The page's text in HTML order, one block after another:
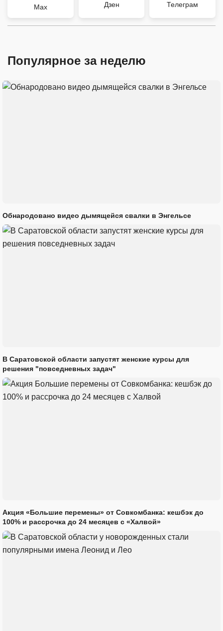
Max Дзен Телеграм
Популярное за неделю
Обнародовано видео дымящейся свалки в Энгельсе
В Саратовской области запустят женские курсы для
решения "повседневных задач"
Акция «Большие перемены» от Совкомбанка: кешбэк до
100% и рассрочка до 24 месяцев с «Халвой»